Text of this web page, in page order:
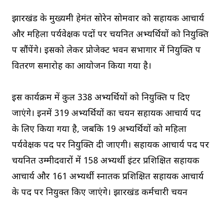
झारखंड के मुख्यमंत्री हेमंत सोरेन सोमवार को सहायक आचार्य
और महिला पर्यवेक्षक पदों पर चयनित अभ्यर्थियों को नियुक्ति
पत्र सौंपेंगे। इसको लेकर प्रोजेक्ट भवन सभागार में नियुक्ति पत्र
वितरण समारोह का आयोजन किया गया है।
इस कार्यक्रम में कुल 338 अभ्यर्थियों को नियुक्ति पत्र दिए
जाएंगे। इनमें 319 अभ्यर्थियों का चयन सहायक आचार्य पद
के लिए किया गया है, जबकि 19 अभ्यर्थियों को महिला
पर्यवेक्षक पद पर नियुक्ति दी जाएगी। सहायक आचार्य पद पर
चयनित उम्मीदवारों में 158 अभ्यर्थी इंटर प्रशिक्षित सहायक
आचार्य और 161 अभ्यर्थी स्नातक प्रशिक्षित सहायक आचार्य
के पद पर नियुक्त किए जाएंगे। झारखंड कर्मचारी चयन